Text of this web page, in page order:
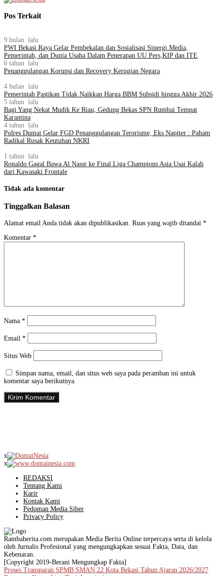
Pos Terkait
9 bulan lalu
PWI Bekasi Raya Gelar Pembekalan dan Sosialisasi Sinergi Media,
Pemerintah, dan Dunia Usaha Dalam Penerapan UU Pers,KIP dan ITE
6 tahun lalu
Penanggulangan Korupsi dan Recovery Kerugian Negara
4 bulan lalu
Pemerintah Pastikan Tidak Naikkan Harga BBM Subsidi hingga Akhir 2026
5 tahun lalu
Bagi Yang Nekat Mudik Ke Riau, Gedung Bekas SPN Rumbai Tempat
Karantina
4 tahun lalu
Polres Dumai Gelar FGD Penanggulangan Terorisme, Eks Napiter : Paham
Radikal Rusak Keutuhan NKRI
1 tahun lalu
Ronaldo Gagal Bawa Al Nassr ke Final Liga Champions Asia Usai Kalah
dari Kawasaki Frontale
Tidak ada komentar
Tinggalkan Balasan
Alamat email Anda tidak akan dipublikasikan. Ruas yang wajib ditandai *
Komentar *
Nama *
Email *
Situs Web
Simpan nama, email, dan situs web saya pada peramban ini untuk
komentar saya berikutnya.
x
x
REDAKSI
Tentang Kami
Karir
Kontak Kami
Pedoman Media Siber
Privacy Policy
Rambaberita.com merupakan Media Berita Online terpercaya serta di kelola
oleh Jurnalis Profesional yang mengungkapkan sesuai Fakta, Data, dan
Kebenaran.
[Copyright 2019-Berani Mengungkap Fakta]
Proses Transparan SPMB SMAN 22 Kota Bekasi Tahun Ajaran 2026/2027